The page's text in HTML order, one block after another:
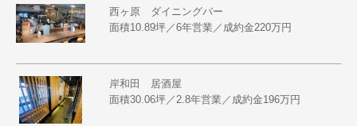
西ヶ原 ダイニングバー
面積10.89坪／6年営業／成約金220万円
岸和田 居酒屋
面積30.06坪／2.8年営業／成約金196万円